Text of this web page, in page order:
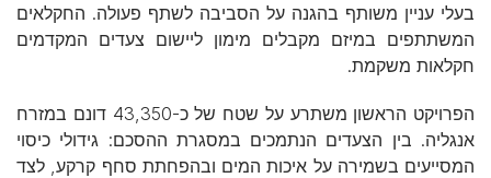
בעלי עניין משותף בהגנה על הסביבה לשתף פעולה. החקלאים
המשתתפים במיזם מקבלים מימון ליישום צעדים המקדמים
חקלאות משקמת.
הפרויקט הראשון משתרע על שטח של כ-43,350 דונם במזרח
אנגליה. בין הצעדים הנתמכים במסגרת ההסכם: גידולי כיסוי
המסייעים בשמירה על איכות המים ובהפחתת סחף קרקע, לצד